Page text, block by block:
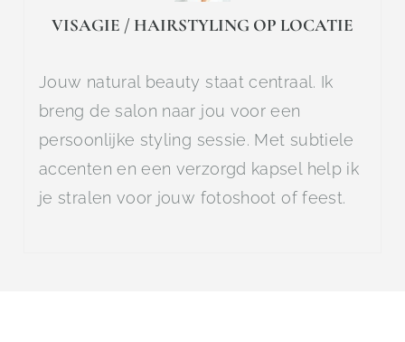
VISAGIE / HAIRSTYLING OP LOCATIE
Jouw natural beauty staat centraal. Ik
breng de salon naar jou voor een
persoonlijke styling sessie. Met subtiele
accenten en een verzorgd kapsel help ik
je stralen voor jouw fotoshoot of feest.